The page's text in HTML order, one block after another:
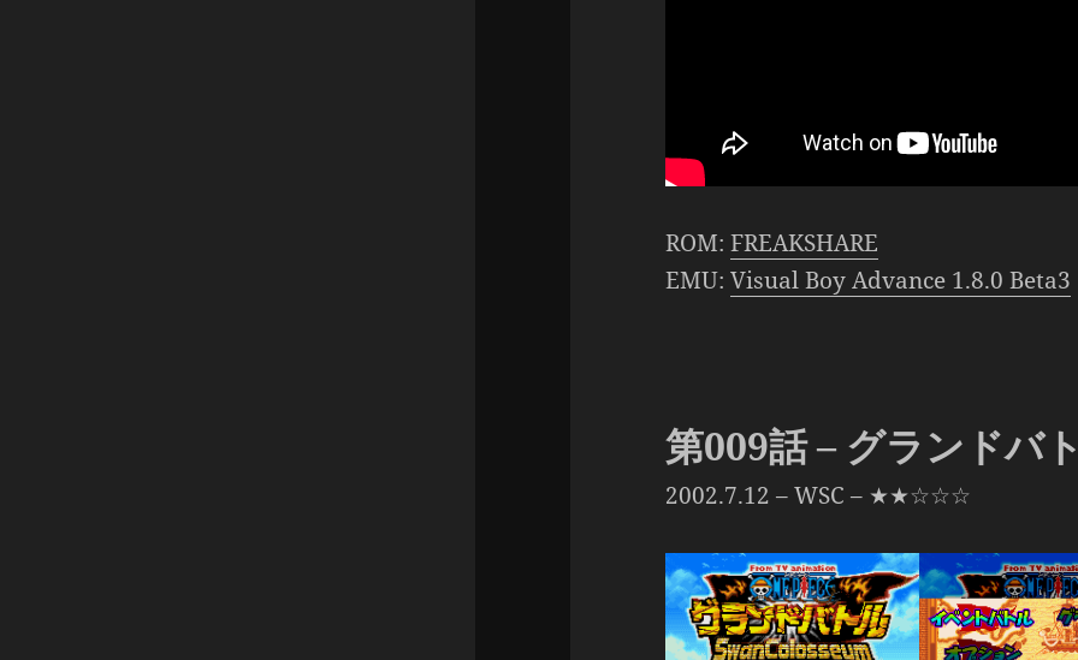
ROM:FREAKSHARE
EMU:Visual Boy Advance 1.8.0 Beta3
第009話 – グランドバ
2002.7.12 – WSC – ★★☆☆☆